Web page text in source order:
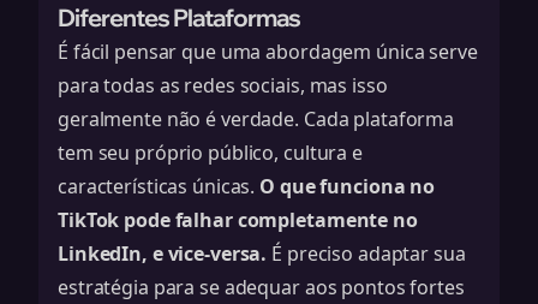
Diferentes Plataformas
É fácil pensar que uma abordagem única serve
para todas as redes sociais, mas isso
geralmente não é verdade. Cada plataforma
tem seu próprio público, cultura e
características únicas. O que funciona no
TikTok pode falhar completamente no
LinkedIn, e vice-versa. É preciso adaptar sua
estratégia para se adequar aos pontos fortes